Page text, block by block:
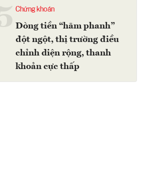
Chứng khoán
Dòng tiền “hãm phanh”
đột ngột, thị trường điều
chỉnh diện rộng, thanh
khoản cực thấp